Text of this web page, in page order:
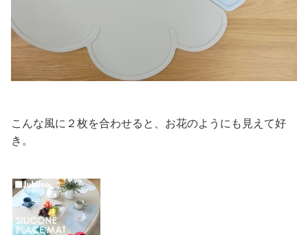
こんな風に２枚を合わせると、お花のようにも見えて好
き。